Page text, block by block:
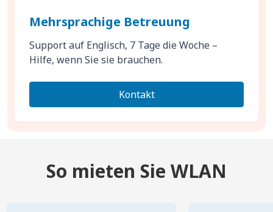
Mehrsprachige Betreuung
Support auf Englisch, 7 Tage die Woche –
Hilfe, wenn Sie sie brauchen.
Kontakt
So mieten Sie WLAN